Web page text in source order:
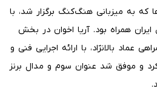
که به میزبانی هنگ‌کنگ برگزار شد، با
همراه بود. آریا اخوان در بخش
عماد بالانژاد، با ارائه اجرایی فنی و
و موفق شد عنوان سوم و مدال برنز